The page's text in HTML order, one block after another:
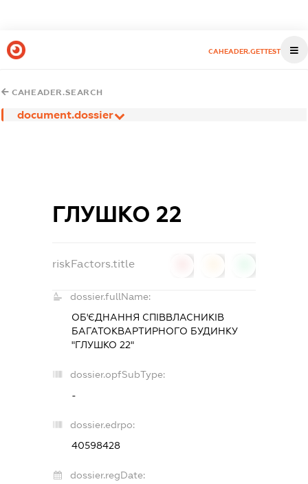
CAHEADER.GETTEST
CAHEADER.SEARCH
document.dossier
ГЛУШКО 22
riskFactors.title
dossier.fullName:
ОБ'ЄДНАННЯ СПІВВЛАСНИКІВ
БАГАТОКВАРТИРНОГО БУДИНКУ
"ГЛУШКО 22"
dossier.opfSubType:
-
dossier.edrpo:
40598428
dossier.regDate: